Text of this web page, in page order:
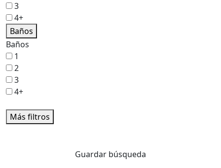
3
4+
Baños
Baños
1
2
3
4+
Más filtros
Guardar búsqueda